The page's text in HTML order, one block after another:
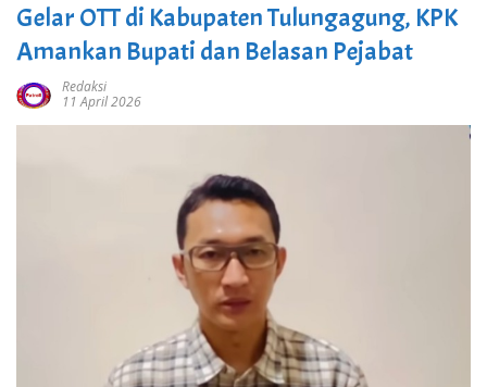
Gelar OTT di Kabupaten Tulungagung, KPK
Amankan Bupati dan Belasan Pejabat
Redaksi
11 April 2026